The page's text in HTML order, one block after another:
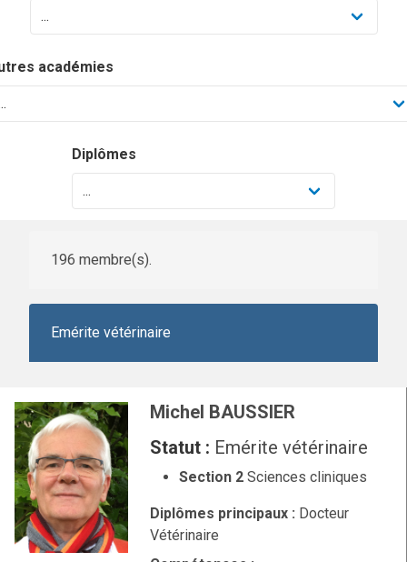
académies
Diplômes
196 membre(s).
Emérite vétérinaire
Michel BAUSSIER
Statut : Emérite vétérinaire
Section 2Sciences cliniques
Diplômes principaux : Docteur
Vétérinaire